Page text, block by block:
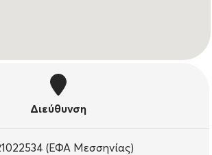
Διεύθυνση
(ΕΦΑ Μεσσηνίας)